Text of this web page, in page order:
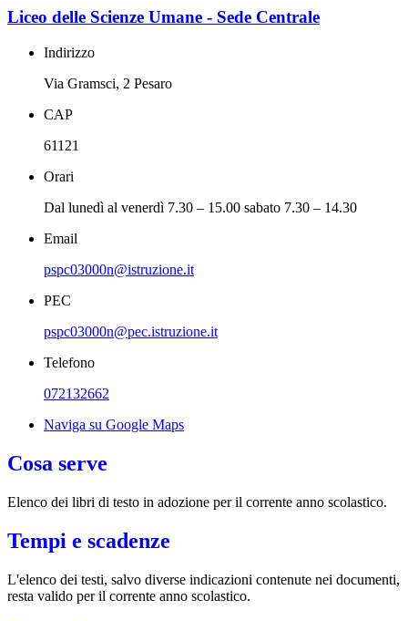
Liceo delle Scienze Umane - Sede Centrale
Indirizzo
Via Gramsci, 2 Pesaro
CAP
61121
Orari
Dal lunedì al venerdì 7.30 – 15.00 sabato 7.30 – 14.30
Email
pspc03000n@istruzione.it
PEC
pspc03000n@pec.istruzione.it
Telefono
072132662
Naviga su Google Maps
Cosa serve
Elenco dei libri di testo in adozione per il corrente anno scolastico.
Tempi e scadenze
L'elenco dei testi, salvo diverse indicazioni contenute nei documenti,
resta valido per il corrente anno scolastico.